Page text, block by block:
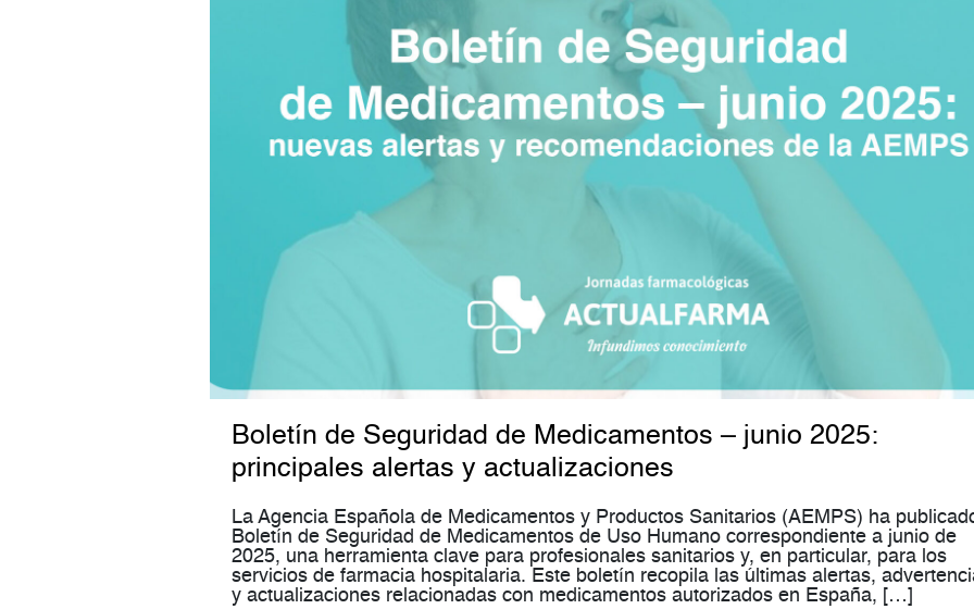
Boletín de Seguridad de Medicamentos – junio 2025:
principales alertas y actualizaciones
La Agencia Española de Medicamentos y Productos Sanitarios (AEMPS) ha
Boletín de Seguridad de Medicamentos de Uso Humano correspondiente a junio de
2025, una herramienta clave para profesionales sanitarios y, en particular, para los
servicios de farmacia hospitalaria. Este boletín recopila las últimas alertas,
y actualizaciones relacionadas con medicamentos autorizados en España, […]